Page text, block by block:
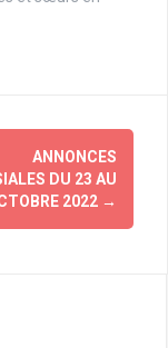
ANNONCES
DU 23 AU
2022 →